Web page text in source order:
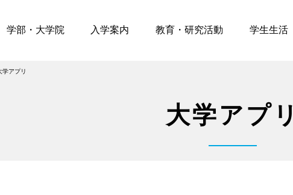
学部・大学院 入学案内 教育・研究活動 学生生活
学アプリ
大学アプリ